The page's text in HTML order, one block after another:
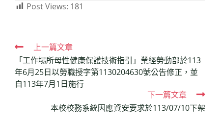
Post Views: 181
Read
more
articles
上一篇文章
「工作場所母性健康保護技術指引」業經勞動部於113
年6月25日以勞職授字第1130204630號公告修正，並
自113年7月1日施行
下一篇文章
本校校務系統因應資安要求於113/07/10下架